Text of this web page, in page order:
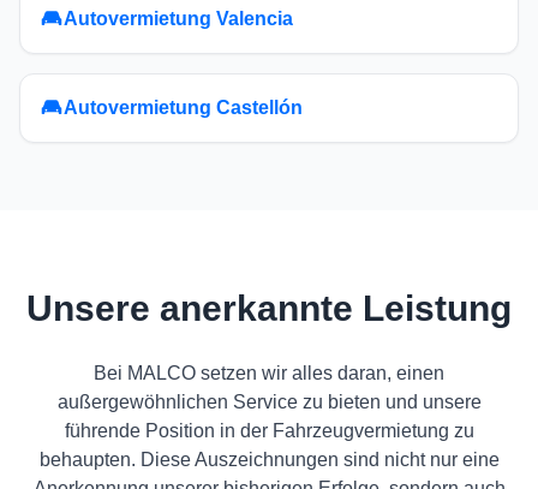
Autovermietung Valencia
Autovermietung Castellón
Unsere anerkannte Leistung
Bei MALCO setzen wir alles daran, einen
außergewöhnlichen Service zu bieten und unsere
führende Position in der Fahrzeugvermietung zu
behaupten. Diese Auszeichnungen sind nicht nur eine